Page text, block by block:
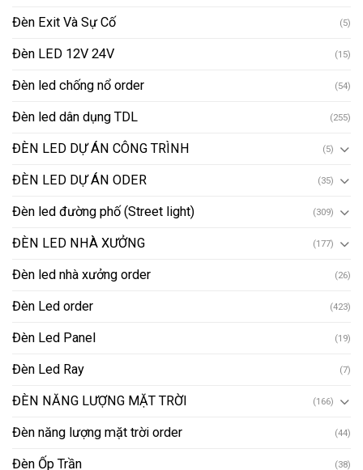
Đèn Exit Và Sự Cố (5)
Đèn LED 12V 24V (15)
Đèn led chống nổ order (54)
Đèn led dân dụng TDL (255)
ĐÈN LED DỰ ÁN CÔNG TRÌNH (5)
ĐÈN LED DỰ ÁN ODER (35)
Đèn led đường phố (Street light) (309)
ĐÈN LED NHÀ XƯỞNG (177)
Đèn led nhà xưởng order (26)
Đèn Led order (423)
Đèn Led Panel (19)
Đèn Led Ray (7)
ĐÈN NĂNG LƯỢNG MẶT TRỜI (166)
Đèn năng lượng mặt trời order (44)
Đèn Ốp Trần (38)